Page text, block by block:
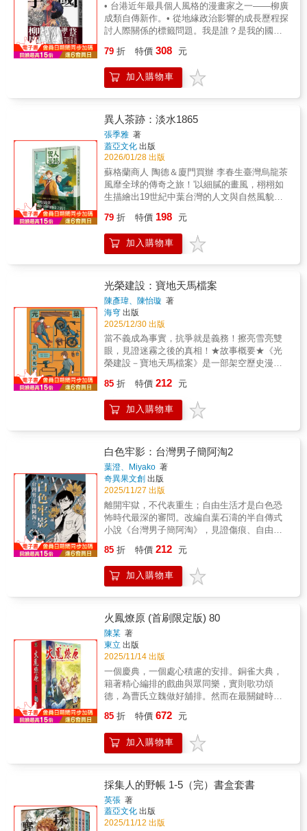
• 台港近年最具個人風格的漫畫家之一——柳廣
成類自傳新作。• 從地緣政治影響的成長歷程探
討人際關係的標籤問題。我是誰？是我的國
書包款式、背包內的遊戲機、還是父母的出生
地？柳廣成 類自傳式原創漫畫「龍」是甫出
生便隨家人移居日本的華裔少年，因父親職涯
期的記憶卻仍然濃厚，一無所知的龍只能從無
法理解的辱罵中摸索出恨意的來源。而同樣
「來自日本」的身分，在龍再次隨家人來到自
己的出生地香港後，卻得到同儕完全相反的目
光。人應該要怎麼定義自己與他人呢？香港漫
畫家柳廣成以自身成長經歷為本，透過環境不
斷變換、標籤被貼上又被撕掉的經驗，以龍的
青少年之眼，重新闡述一個人如何自我定位，
以及如何探索世界的面貌，並建立認知的過
79 折 特價 308 元
加入購物車
異人茶跡：淡水1865
張季雅 著
蓋亞文化 出版
2026/01/28 出版
蘇格蘭商人 陶德＆廈門買辦 李春生臺灣烏龍茶
風靡全球的傳奇之旅！'以細膩的畫風，栩栩如
生描繪出19世紀中葉台灣的人文與自然風貌。
春生，如何將烏龍茶推廣至世界的傳奇故事讓
生於茶農之家的作者，帶您進入產茶、製茶、
品茶的迷人世界。'在臺灣尚未以烏龍茶著稱之
而其中最大宗的商品便是茶——僅次於水，最
被普遍飲用的飲品。1865年，臺灣，淡水開港
數年，洋行紛紛設立、商船不絕於途，這裡是
移民者的新故鄉、充滿機會的自由之地、冒險
者的天堂。陶德（John Dodd）——一個喜愛冒
險、會跑去跟生番打交道的蘇格蘭籍商人，李
春生——一個精明幹練、由廈門渡海來臺尋找
新契機的買辦，兩個性格相異的異鄉人在此相
遇，他們攜手合作，鎖定花旗國龐大的新興市
灣烏龍茶上面。而在這之前，他們必須先克服
的，是茶農的不信任、官府的刁難、以及香港
洋行茶檢上，福州茶商武夷紅茶的挑戰。大稻
埕百年風華的茶香歲月，臺灣烏龍茶走向世界
的傳奇之旅，就此展開！
79 折 特價 198 元
加入購物車
光榮建設：寶地天馬檔案
陳彥瑋、陳怡璇 著
海穹 出版
2025/12/30 出版
當不義成為事實，抗爭就是義務！擦亮雪亮雙
眼，見證迷霧之後的真相！★故事概要★《光
榮建設－寶地天馬檔案》是一部架空歷史漫
實觀察與敘事重構的議題漫畫作品。故事圍繞
一樁看似單純的房產爭議展開，卻逐步揭露城
市運作背後錯綜複雜的權力結構、制度語言與
方居民與行動者交織而成的現實場域。隨著事
件推進，文件、會議、抗爭行動與私下協商層
層浮現，房產不再只是單純的私有財產，而成
為制度與利益博弈中的關鍵節點。作品以「檔
案」為敘事軸線，透過角色對話、現場行動與
片段紀錄，拼湊出一個難以用單一立場解釋的
全貌。 ★跨業名家聯手推薦★律師作家 Aris
雅豊斯劇場工作者 周書正藝術史工作者 張哲維
漫畫家 愛莫&啞忑科奇幻作家 靜川類型小說作
角色在現實壓力下所做出的選擇：有人堅信程
序本身即代表正當性，有人試圖以行動對抗體
制，也有人在理想與利益之間逐漸動搖。抗爭
與治理、公共語言與私人情感，在作品中彼此
拉扯，形成貼近現實的敘事張力。 《光榮建
設－寶地天馬檔案》融合紀實敘事與象徵性圖
像，將抽象的制度運作轉化為可感的場景與情
緒。作品不急於給出答案，而是刻意保留疑問
與空白，邀請讀者站在不同角色的位置，重新
理解事件本身。 本書不僅是一則關於城市與
建設的故事，更是一部嘗試以漫畫形式記錄、
拆解當代社會衝突的紀實型創作。
85 折 特價 212 元
加入購物車
白色牢影：台灣男子簡阿淘2
葉澄、Miyako 著
奇異果文創 出版
2025/11/27 出版
離開牢獄，不代表重生；自由生活才是白色恐
怖時代最深的審問。改編自葉石濤的半自傳式
小說《台灣男子簡阿淘》，見證傷痕、自由與
默。監獄裡，有操弄人性恐懼的惡質獄警，有
不知何時能重見天日，只能互相扶持、安慰的
囚犯，以及在監禁中依然沒有放棄，持續實
與希望。然而，重返社會卻並非自由的開始，
而是更加艱困的考驗。失去一切過往成就和人
際支持，監控的視線也無處不在，「政治犯」
標籤的枷鎖，讓簡阿淘幾乎喪失了向上的希
望。究竟何時能擺脫身外與內心的牢影，在陽
光下重新呼吸？★好評漫畫《槍聲與紅鞋子：
台灣男子簡阿淘》續作。★改變葉石濤人生的
一段經歷，從簡阿淘的眼睛見證時代的悲歌。
★Miyako（《新社員》改編小說）腳本撰寫 ×
《台灣男子簡阿淘》的白色恐怖社會背景。
85 折 特價 212 元
加入購物車
火鳳燎原 (首刷限定版) 80
陳某 著
東立 出版
2025/11/14 出版
一個慶典，一個處心積慮的安排。銅雀大典，
籍著精心編排的戲曲與眾同樂，實則歌功頌
德，為曹氏立魏做好舖排。然而在最關鍵時
餘韻，改變了台下整盤計劃。縱使，他知道自
己的下場……陳某繼【不是人】之後，再度呈
現一個縱橫幻想與史實的三國時代……首刷限
85 折 特價 672 元
加入購物車
採集人的野帳 1-5（完）書盒套書
英張 著
蓋亞文化 出版
2025/11/12 出版